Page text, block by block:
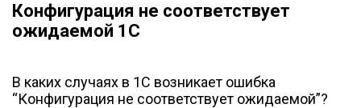
Конфигурация не соответствует
ожидаемой 1С
В каких случаях в 1С возникает ошибка
“Конфигурация не соответствует ожидаемой”?